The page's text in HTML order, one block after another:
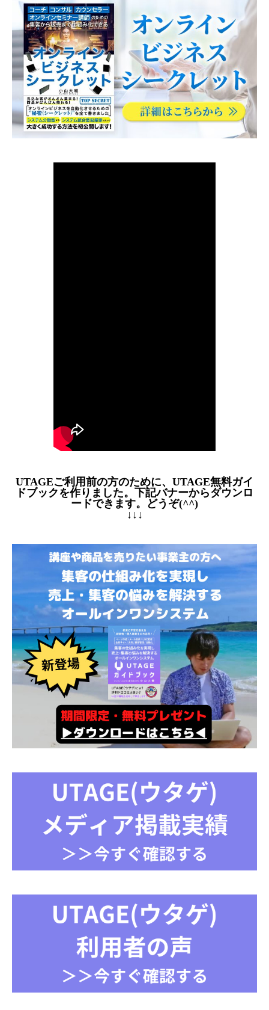
UTAGEご利用前の方のために、UTAGE無料ガイ
ドブックを作りました。下記バナーからダウンロ
ードできます。どうぞ(^^)
↓↓↓